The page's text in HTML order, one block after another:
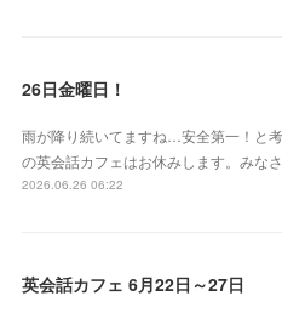
26日金曜日！
雨が降り続いてますね…安全第一！と
の英会話カフェはお休みします。みな
2026.06.26 06:22
英会話カフェ 6月22日～27日